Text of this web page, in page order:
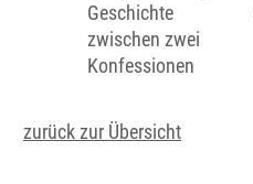
Geschichte
zwischen zwei
Konfessionen
zurück zur Übersicht